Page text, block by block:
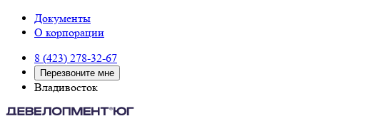
Документы
О корпорации
8 (423) 278-32-67
Перезвоните мне
Владивосток